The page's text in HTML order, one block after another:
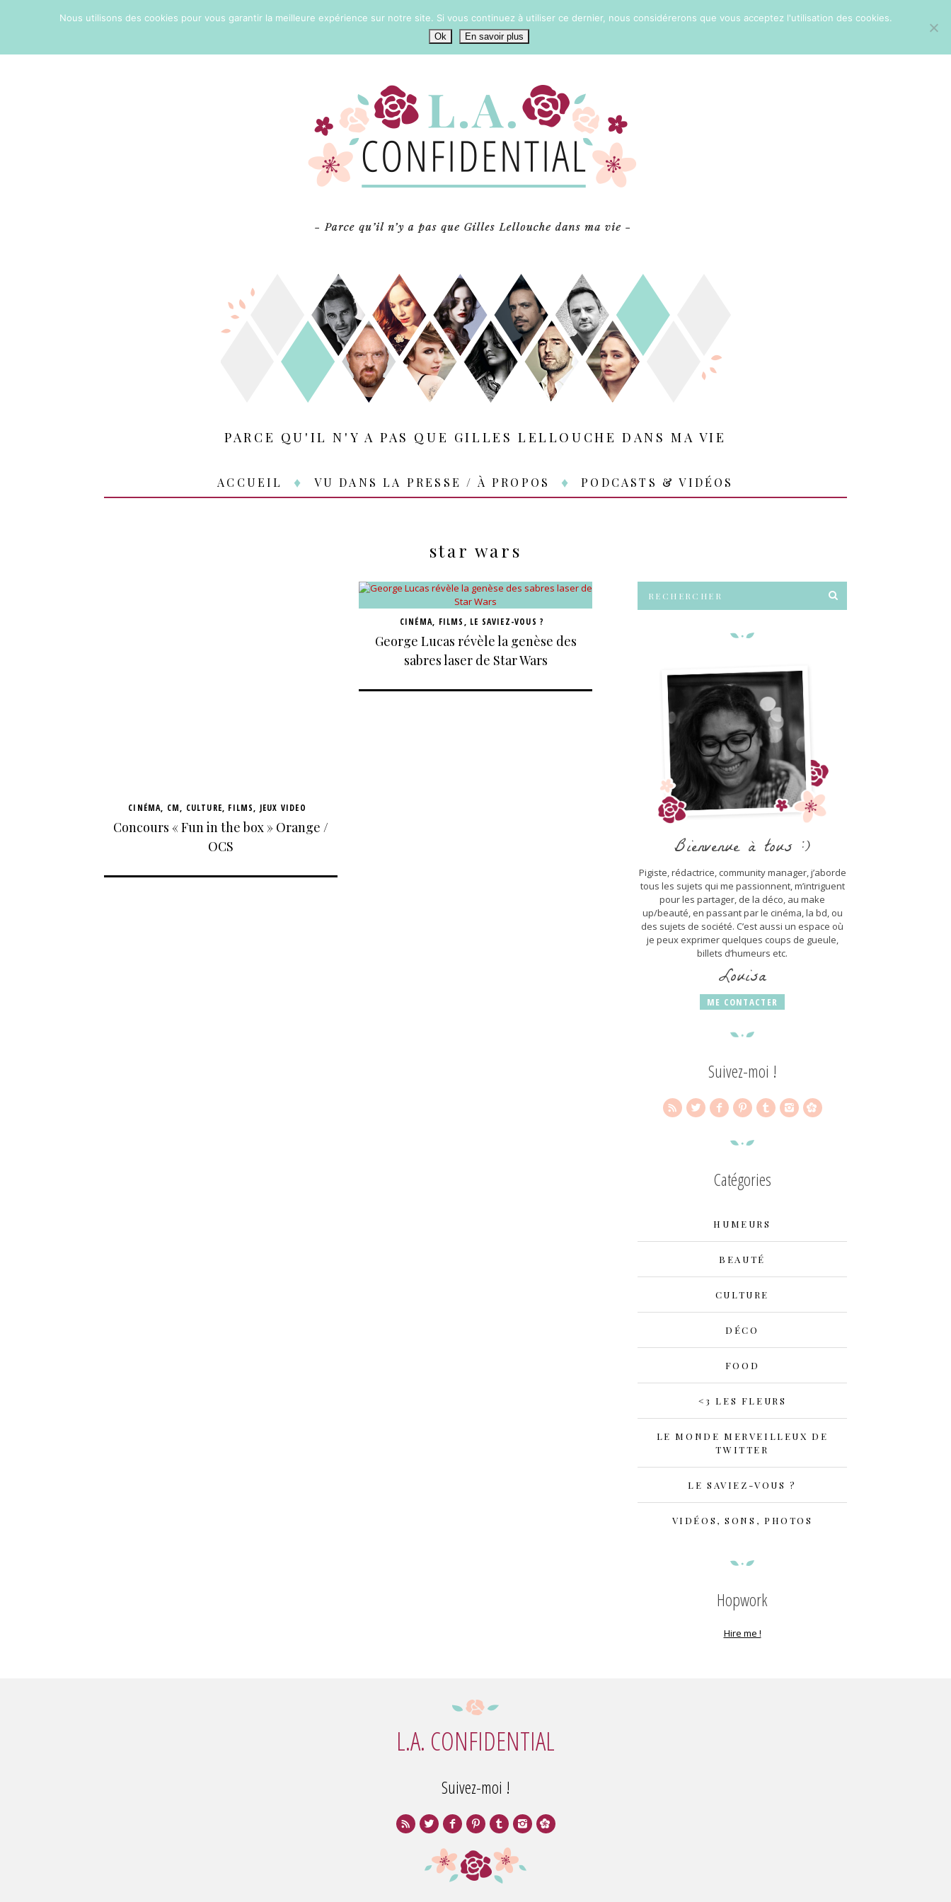
PARCE QU'IL N'Y A PAS QUE GILLES LELLOUCHE DANS MA VIE
ACCUEIL VU DANS LA PRESSE / À PROPOS PODCASTS & VIDÉOS
star wars
CINÉMA, CM, CULTURE, FILMS, JEUX VIDEO
Concours « Fun in the box » Orange /
OCS
CINÉMA, FILMS, LE SAVIEZ-VOUS ?
George Lucas révèle la genèse des
sabres laser de Star Wars
Bienvenue à tous :)
Pigiste, rédactrice, community manager, j’aborde
tous les sujets qui me passionnent, m’intriguent
pour les partager, de la déco, au make
up/beauté, en passant par le cinéma, la bd, ou
des sujets de société. C’est aussi un espace où
je peux exprimer quelques coups de gueule,
billets d’humeurs etc.
Louisa
ME CONTACTER
Suivez-moi !
Catégories
HUMEURS
BEAUTÉ
CULTURE
DÉCO
FOOD
<3 LES FLEURS
LE MONDE MERVEILLEUX DE
TWITTER
LE SAVIEZ-VOUS ?
VIDÉOS, SONS, PHOTOS
Hopwork
Hire me !
L.A. CONFIDENTIAL
Suivez-moi !
Nous utilisons des cookies pour vous garantir la meilleure expérience sur notre site. Si vous continuez à utiliser ce dernier, nous considérerons que vous acceptez l'utilisation des cookies.
Ok En savoir plus